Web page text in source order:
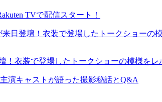
TVで配信スタート！
！衣装で登場したトークショーの模様をレ